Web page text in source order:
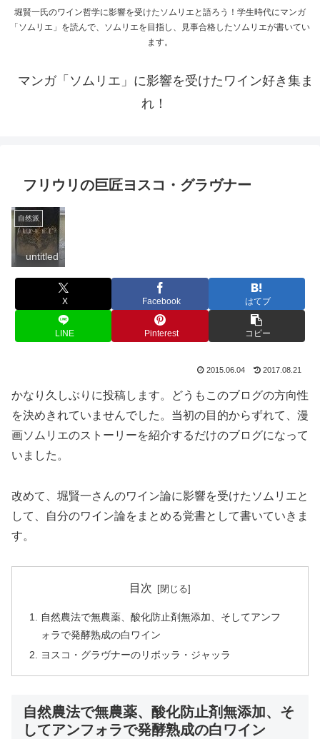
堀賢一氏のワイン哲学に影響を受けたソムリエと語ろう！学生時代にマンガ
「ソムリエ」を読んで、ソムリエを目指し、見事合格したソムリエが書いてい
ます。
マンガ「ソムリエ」に影響を受けたワイン好き集ま
れ！
フリウリの巨匠ヨスコ・グラヴナー
自然派
untitled
X Facebook はてブ
LINE Pinterest コピー
2015.06.04 2017.08.21
かなり久しぶりに投稿します。どうもこのブログの方向性
を決めきれていませんでした。当初の目的からずれて、漫
画ソムリエのストーリーを紹介するだけのブログになって
いました。
改めて、堀賢一さんのワイン論に影響を受けたソムリエと
して、自分のワイン論をまとめる覚書として書いていきま
す。
目次
自然農法で無農薬、酸化防止剤無添加、そしてアンフ
ォラで発酵熟成の白ワイン
ヨスコ・グラヴナーのリボッラ・ジャッラ
自然農法で無農薬、酸化防止剤無添加、そ
してアンフォラで発酵熟成の白ワイン